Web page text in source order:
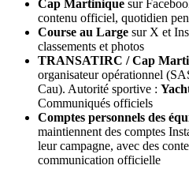
Cap Martinique sur
contenu officiel, quotidien
Course au Large sur X et
classements et photos
TRANSATIRC / Cap
organisateur opérationnel
Cau). Autorité sportive :
Communiqués officiels
Comptes personnels des
maintiennent des comptes
leur campagne, avec des
communication officielle